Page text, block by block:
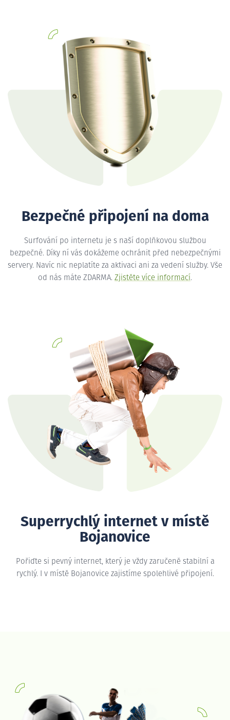
Bezpečné připojení na doma
Surfování po internetu je s naší doplňkovou službou
bezpečné. Díky ní vás dokážeme ochránit před nebezpečnými
servery. Navíc nic neplatíte za aktivaci ani za vedení služby. Vše
od nás máte ZDARMA. Zjistěte více informací.
Superrychlý internet v místě
Bojanovice
Pořiďte si pevný internet, který je vždy zaručeně stabilní a
rychlý. I v místě Bojanovice zajistíme spolehlivé připojení.